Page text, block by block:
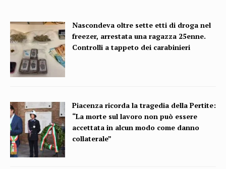
Nascondeva oltre sette etti di droga nel
freezer, arrestata una ragazza 25enne.
Controlli a tappeto dei carabinieri
Piacenza ricorda la tragedia della Pertite:
“La morte sul lavoro non può essere
accettata in alcun modo come danno
collaterale”